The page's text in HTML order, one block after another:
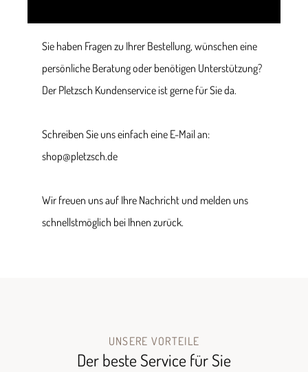
Sie haben Fragen zu Ihrer Bestellung, wünschen eine
persönliche Beratung oder benötigen Unterstützung?
Der Pletzsch Kundenservice ist gerne für Sie da.
Schreiben Sie uns einfach eine E-Mail an:
shop@pletzsch.de
Wir freuen uns auf Ihre Nachricht und melden uns
schnellstmöglich bei Ihnen zurück.
UNSERE VORTEILE
Der beste Service für Sie